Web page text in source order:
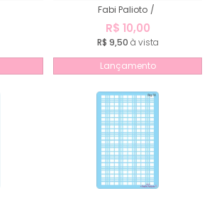
Fabi Palioto /
R$ 10,00
R$ 9,50 à vista
Lançamento